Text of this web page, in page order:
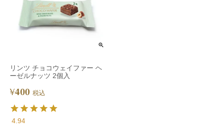
リンツ チョコウェイファー ヘ
ーゼルナッツ 2個入
¥400 税込
4.94